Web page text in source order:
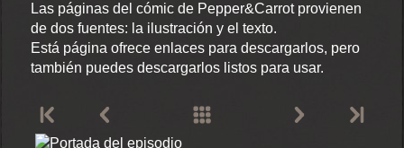
Las páginas del cómic de Pepper&Carrot provienen
de dos fuentes: la ilustración y el texto.
Está página ofrece enlaces para descargarlos, pero
también puedes descargarlos listos para usar.